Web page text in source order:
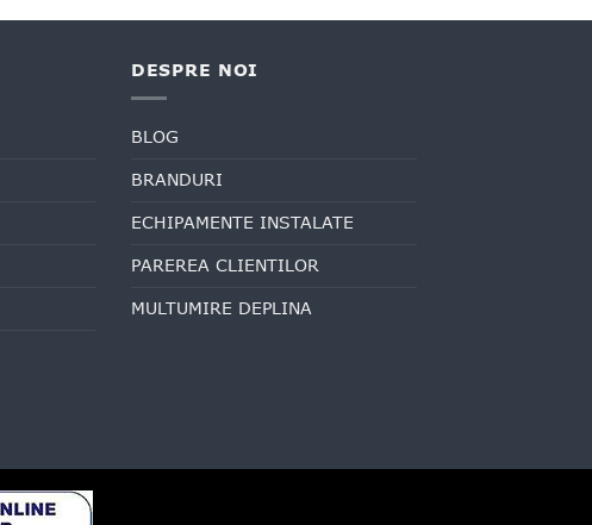
DESPRE NOI
BLOG
BRANDURI
ECHIPAMENTE INSTALATE
PAREREA CLIENTILOR
MULTUMIRE DEPLINA